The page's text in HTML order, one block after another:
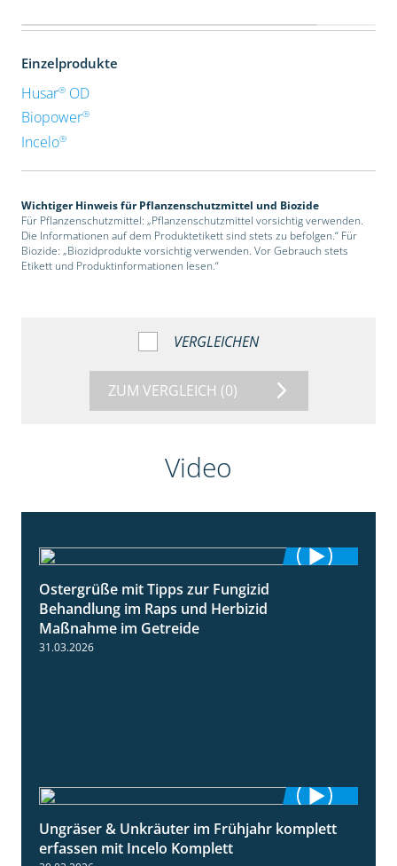
Einzelprodukte
Husar®OD
Biopower®
Incelo®
Wichtiger Hinweis für Pflanzenschutzmittel und Biozide
Für Pflanzenschutzmittel: „Pflanzenschutzmittel vorsichtig verwenden.
Die Informationen auf dem Produktetikett sind stets zu befolgen.“ Für
Biozide: „Biozidprodukte vorsichtig verwenden. Vor Gebrauch stets
Etikett und Produktinformationen lesen.“
VERGLEICHEN
ZUM VERGLEICH (0)
Video
Ostergrüße mit Tipps zur Fungizid
Behandlung im Raps und Herbizid
Maßnahme im Getreide
31.03.2026
3:10
Ungräser & Unkräuter im Frühjahr komplett
erfassen mit Incelo Komplett